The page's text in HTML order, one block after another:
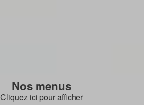
Nos menus
Cliquez ici pour afficher